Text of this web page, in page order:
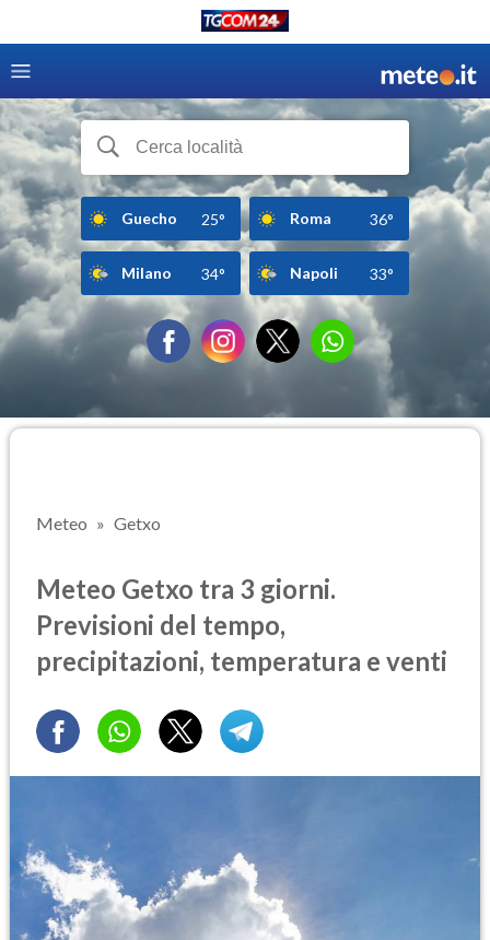
Guecho 25° Roma 36°
Milano 34° Napoli 33°
Meteo Getxo
Meteo Getxo tra 3 giorni.
Previsioni del tempo,
precipitazioni, temperatura e venti